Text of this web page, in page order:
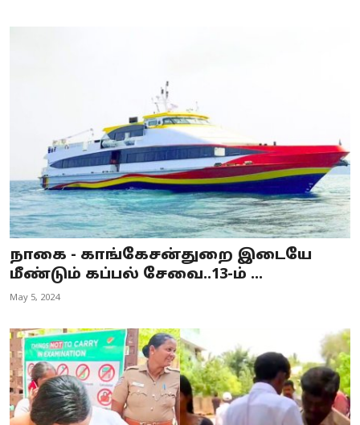
நாகை - காங்கேசன்துறை இடையே
மீண்டும் கப்பல் சேவை..13-ம் ...
May 5, 2024